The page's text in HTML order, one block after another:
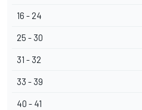
16 - 24
25 - 30
31 - 32
33 - 39
40 - 41